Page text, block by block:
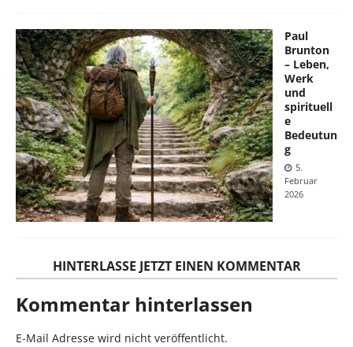
Paul
Brunton
– Leben,
Werk
und
spirituell
e
Bedeutun
g
5.
Februar
2026
HINTERLASSE JETZT EINEN KOMMENTAR
Kommentar hinterlassen
E-Mail Adresse wird nicht veröffentlicht.